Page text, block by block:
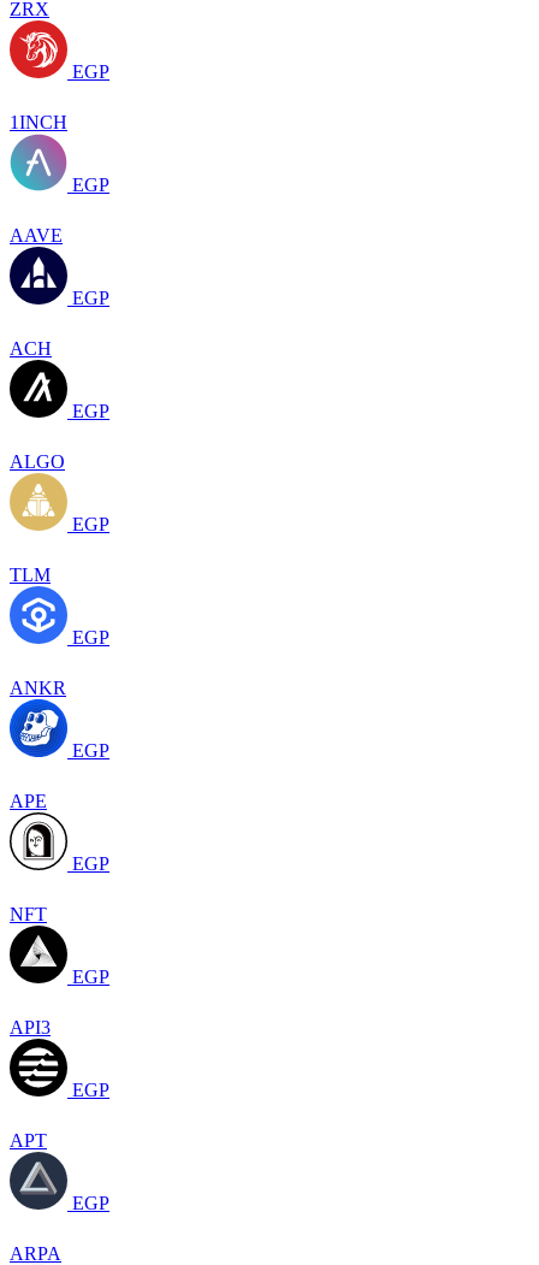
ZRX
EGP
1INCH
EGP
AAVE
EGP
ACH
EGP
ALGO
EGP
TLM
EGP
ANKR
EGP
APE
EGP
NFT
EGP
API3
EGP
APT
EGP
ARPA